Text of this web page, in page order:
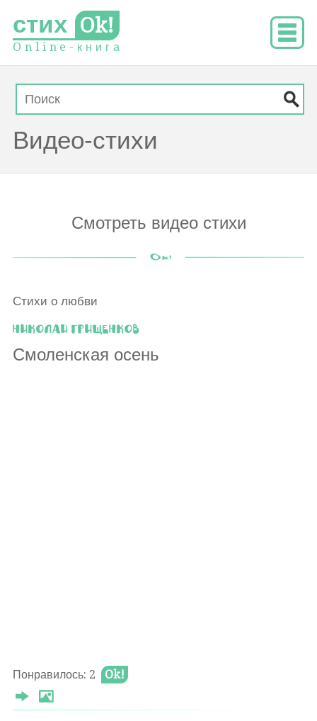
стих Ok!
O n l i n e - к н и г а
Видео-стихи
Смотреть видео стихи
Стихи о любви
Николай Грищенков
Смоленская осень
Понравилось: 2 Ok!